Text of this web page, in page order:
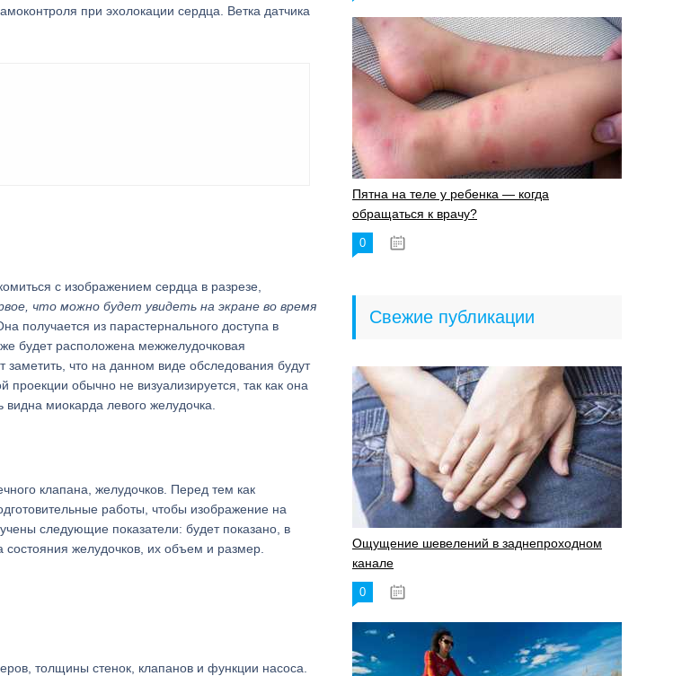
при эхолокации сердца. Ветка датчика
с изображением сердца в разрезе,
что можно будет увидеть на экране во время
получается из парастернального доступа в
будет расположена межжелудочковая
заметить, что на данном виде обследования будут
обычно не визуализируется, так как она
миокарда левого желудочка.
клапана, желудочков. Перед тем как
работы, чтобы изображение на
следующие показатели: будет показано, в
желудочков, их объем и размер.
толщины стенок, клапанов и функции насоса.
Пятна на теле у ребенка — когда
обращаться к врачу?
0
Свежие публикации
Ощущение шевелений в заднепроходном
канале
0